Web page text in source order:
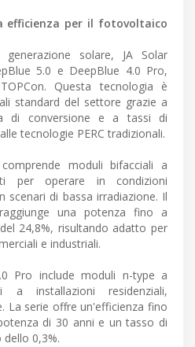
efficienza per il fotovoltaico
solare, JA Solar
5.0 e DeepBlue 4.0 Pro,
Questa tecnologia è
standard del settore grazie a
di conversione e a tassi di
tecnologie PERC tradizionali.
moduli bifacciali a
per operare in condizioni
scenari di bassa irradiazione. Il
una potenza fino a
24,8%, risultando adatto per
e industriali.
Pro include moduli n-type a
a installazioni residenziali,
La serie offre un'efficienza fino
di 30 anni e un tasso di
0,3%.